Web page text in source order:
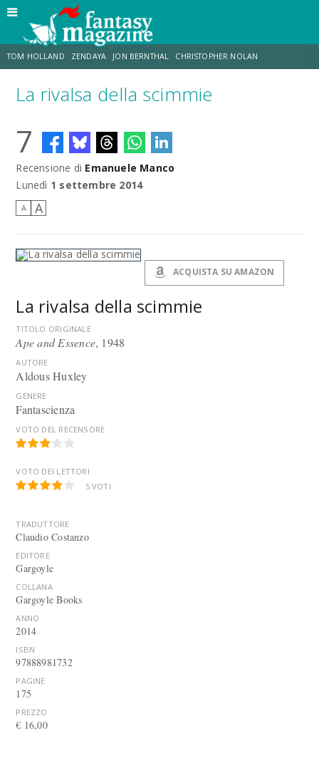
TOM HOLLAND ZENDAYA JON BERNTHAL CHRISTOPHER NOLAN
STRANIMONDI LUCCA COMICS & GAMES ODISSEA MARK RUFFALO
JACOB BATALON ERIK SOMMERS
La rivalsa della scimmie
7
Recensione di Emanuele Manco
Lunedì 1 settembre 2014
A A
ACQUISTA SU AMAZON
La rivalsa della scimmie
TITOLO ORIGINALE
Ape and Essence, 1948
AUTORE
Aldous Huxley
GENERE
Fantascienza
VOTO DEL RECENSORE
VOTO DEI LETTORI
5VOTI
TRADUTTORE
Claudio Costanzo
EDITORE
Gargoyle
COLLANA
Gargoyle Books
ANNO
2014
ISBN
97888981732
PAGINE
175
PREZZO
€ 16,00